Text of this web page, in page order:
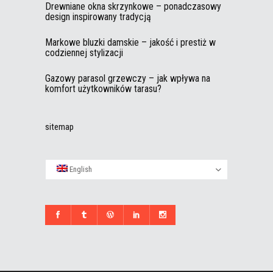
Drewniane okna skrzynkowe – ponadczasowy
design inspirowany tradycją
Markowe bluzki damskie – jakość i prestiż w
codziennej stylizacji
Gazowy parasol grzewczy – jak wpływa na
komfort użytkowników tarasu?
sitemap
English